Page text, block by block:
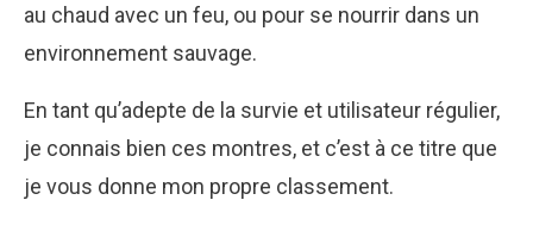
au chaud avec un feu, ou pour se nourrir dans un
environnement sauvage.
En tant qu’adepte de la survie et utilisateur régulier,
je connais bien ces montres, et c’est à ce titre que
je vous donne mon propre classement.